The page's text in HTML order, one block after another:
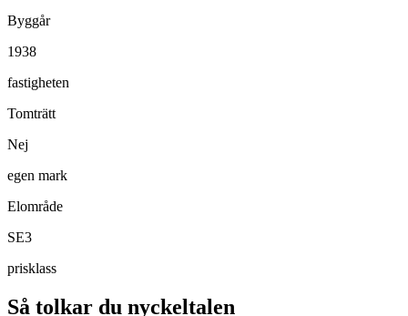
Byggår
1938
fastigheten
Tomträtt
Nej
egen mark
Elområde
SE3
prisklass
Så tolkar du nyckeltalen